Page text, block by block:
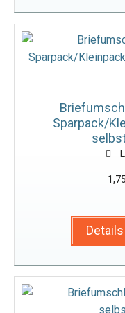
Sparpack/
Details